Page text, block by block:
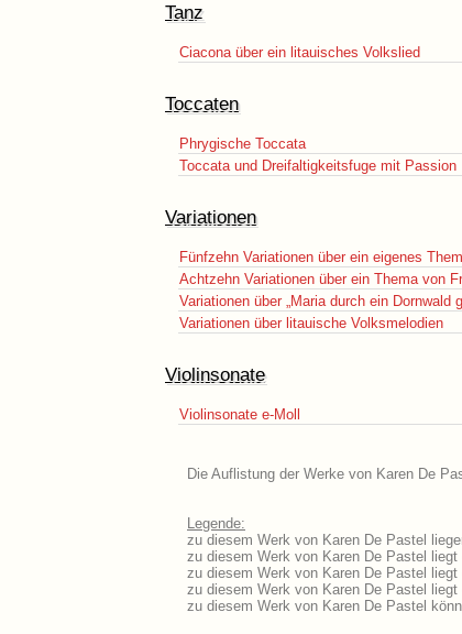
Tanz
Ciacona über ein litauisches Volkslied
Toccaten
Phrygische Toccata
Toccata und Dreifaltigkeitsfuge mit Passion
Variationen
Fünfzehn Variationen über ein eigenes
Achtzehn Variationen über ein Thema von
Variationen über „Maria durch ein Dornwald
Variationen über litauische Volksmelodien
Violinsonate
Violinsonate e-Moll
Die Auflistung der Werke von Karen De
Legende:
zu diesem Werk von Karen De Pastel
zu diesem Werk von Karen De Pastel
zu diesem Werk von Karen De Pastel
zu diesem Werk von Karen De Pastel
zu diesem Werk von Karen De Pastel